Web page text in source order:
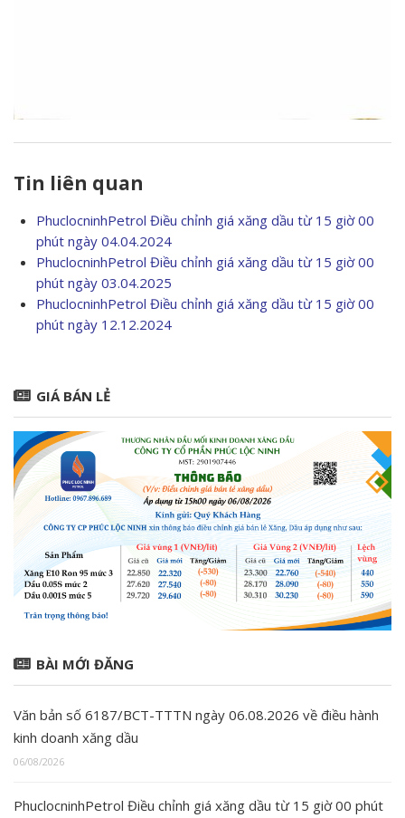
Tin liên quan
PhuclocninhPetrol Điều chỉnh giá xăng dầu từ 15 giờ 00
phút ngày 04.04.2024
PhuclocninhPetrol Điều chỉnh giá xăng dầu từ 15 giờ 00
phút ngày 03.04.2025
PhuclocninhPetrol Điều chỉnh giá xăng dầu từ 15 giờ 00
phút ngày 12.12.2024
GIÁ BÁN LẺ
BÀI MỚI ĐĂNG
Văn bản số 6187/BCT-TTTN ngày 06.08.2026 về điều hành
kinh doanh xăng dầu
06/08/2026
PhuclocninhPetrol Điều chỉnh giá xăng dầu từ 15 giờ 00 phút